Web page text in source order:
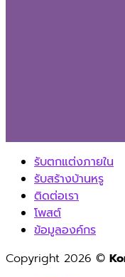
รับตกแต่งภายใน
รับสร้างบ้านหรู
ติดต่อเรา
โพสต์
ข้อมูลองค์กร
Copyright 2026 ©